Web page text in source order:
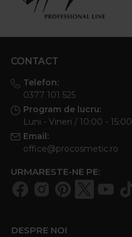
CONTACT
Telefon:
0377 101 525
Program de lucru:
Luni - Vineri / 10:00 - 15:00
Email:
office@procosmetic.ro
URMARESTE-NE PE:
DESPRE NOI